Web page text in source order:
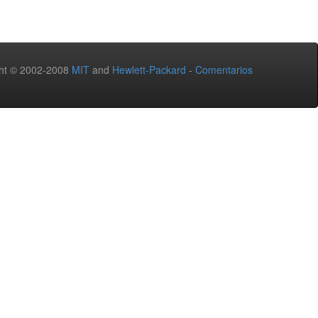
© 2002-2008 MIT and Hewlett-Packard - Comentarios